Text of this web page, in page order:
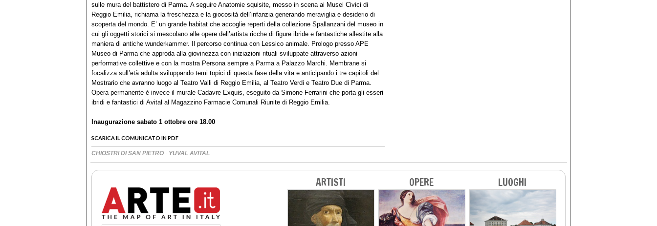
sulle mura del battistero di Parma. A seguire Anatomie squisite, messo in scena ai Musei Civici di
Reggio Emilia, richiama la freschezza e la giocosità dell’infanzia generando meraviglia e desiderio di
scoperta del mondo. E’ un grande habitat che accoglie reperti della collezione Spallanzani del museo in
cui gli oggetti storici si mescolano alle opere dell’artista ricche di figure ibride e fantastiche allestite alla
maniera di antiche wunderkammer. Il percorso continua con Lessico animale. Prologo presso APE
Museo di Parma che approda alla giovinezza con iniziazioni rituali sviluppate attraverso azioni
performative collettive e con la mostra Persona sempre a Parma a Palazzo Marchi. Membrane si
focalizza sull’età adulta sviluppando temi topici di questa fase della vita e anticipando i tre capitoli del
Mostrario che avranno luogo al Teatro Valli di Reggio Emilia, al Teatro Verdi e Teatro Due di Parma.
Opera permanente è invece il murale Cadavre Exquis, eseguito da Simone Ferrarini che porta gli esseri
ibridi e fantastici di Avital al Magazzino Farmacie Comunali Riunite di Reggio Emilia.
Inaugurazione sabato 1 ottobre ore 18.00
SCARICA IL COMUNICATO IN PDF
CHIOSTRI DI SAN PIETRO · YUVAL AVITAL
ARTISTI OPERE LUOGHI